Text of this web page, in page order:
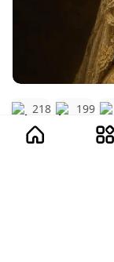
218 199
735